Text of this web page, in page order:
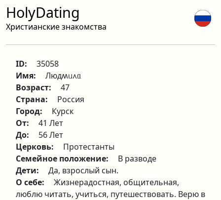
HolyDating
Христианские знакомства
ID:
35058
Имя:
Людʍᥙ᧘ᥲ
Возраст:
47
Страна:
Россия
Город:
Курск
От:
41 Лет
До:
56 Лет
Церковь:
Протестанты
Семейное положение:
В разводе
Дети:
Да, взрослый сын.
О себе:
Жизнерадостная, общительная,
люблю читать, учиться, путешествовать. Верю в